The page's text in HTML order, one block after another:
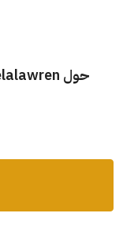
حول gracielalawren